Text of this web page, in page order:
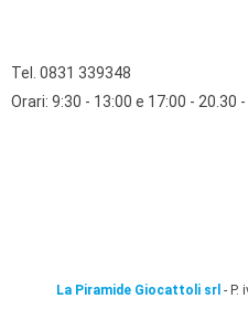
Tel. 0831 339348
Orari: 9:30 - 13:00 e 17:00 - 20.30
La Piramide Giocattoli srl - P.